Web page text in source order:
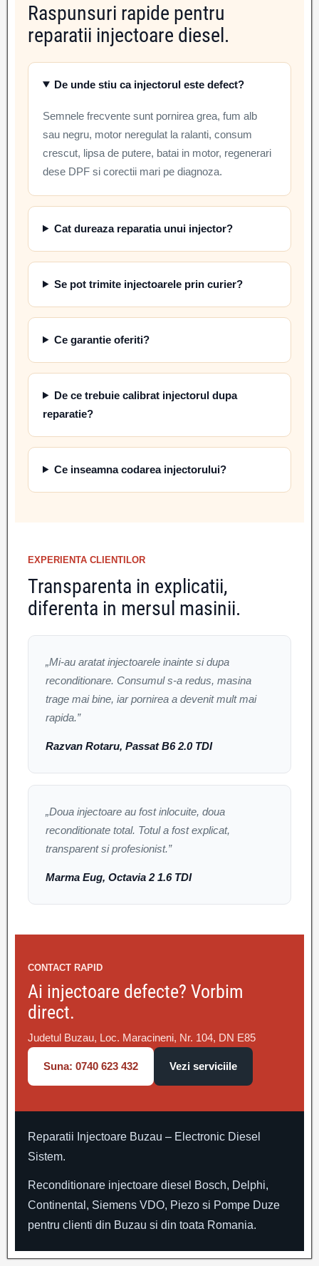
Raspunsuri rapide pentru
reparatii injectoare diesel.
De unde stiu ca injectorul este defect?
Semnele frecvente sunt pornirea grea, fum alb
sau negru, motor neregulat la ralanti, consum
crescut, lipsa de putere, batai in motor, regenerari
dese DPF si corectii mari pe diagnoza.
Cat dureaza reparatia unui injector?
Se pot trimite injectoarele prin curier?
Ce garantie oferiti?
De ce trebuie calibrat injectorul dupa
reparatie?
Ce inseamna codarea injectorului?
EXPERIENTA CLIENTILOR
Transparenta in explicatii,
diferenta in mersul masinii.
„Mi-au aratat injectoarele inainte si dupa
reconditionare. Consumul s-a redus, masina
trage mai bine, iar pornirea a devenit mult mai
rapida.”
Razvan Rotaru, Passat B6 2.0 TDI
„Doua injectoare au fost inlocuite, doua
reconditionate total. Totul a fost explicat,
transparent si profesionist.”
Marma Eug, Octavia 2 1.6 TDI
CONTACT RAPID
Ai injectoare defecte? Vorbim
direct.
Judetul Buzau, Loc. Maracineni, Nr. 104, DN E85
Suna: 0740 623 432 Vezi serviciile
Reparatii Injectoare Buzau – Electronic Diesel
Sistem.
Reconditionare injectoare diesel Bosch, Delphi,
Continental, Siemens VDO, Piezo si Pompe Duze
pentru clienti din Buzau si din toata Romania.